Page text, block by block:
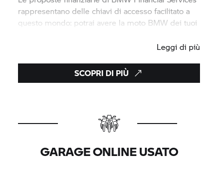
rappresentano delle chiavi di accesso facilitato a
questo mondo: potrai avere la moto BMW dei tuoi
Leggi di più
SCOPRI DI PIÙ
GARAGE ONLINE USATO